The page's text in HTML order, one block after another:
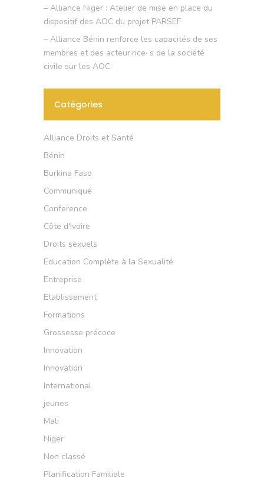
– Alliance Niger : Atelier de mise en place du
dispositif des AOC du projet PARSEF
– Alliance Bénin renforce les capacités de ses
membres et des acteur·rice· s de la société
civile sur les AOC
Catégories
Alliance Droits et Santé
Bénin
Burkina Faso
Communiqué
Conference
Côte d'Ivoire
Droits sexuels
Education Complète à la Sexualité
Entreprise
Etablissement
Formations
Grossesse précoce
Innovation
Innovation
International
jeunes
Mali
Niger
Non classé
Planification Familiale